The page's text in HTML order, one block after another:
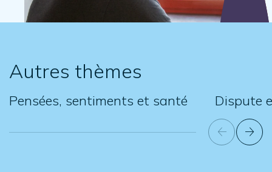
Autres thèmes
Pensées, sentiments et santé Dispute